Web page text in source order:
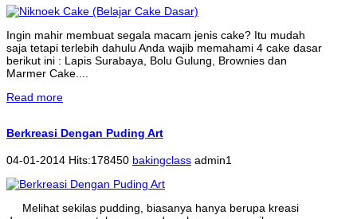
Ingin mahir membuat segala macam jenis cake? Itu mudah
saja tetapi terlebih dahulu Anda wajib memahami 4 cake dasar
berikut ini : Lapis Surabaya, Bolu Gulung, Brownies dan
Marmer Cake....
Read more
Berkreasi Dengan Puding Art
04-01-2014 Hits:178450 bakingclass admin1
Melihat sekilas pudding, biasanya hanya berupa kreasi